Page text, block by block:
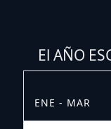
El AÑO
ENE - MAR